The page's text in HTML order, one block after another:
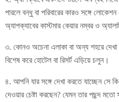
পারলে বন্ধু বা পরিবারের কারও সঙ্গে
অ্যাপক্যাবের কাস্টমার কেয়ার নম্বর ও
৩. কোনও অচেনা এলাকা বা অন্য শহরে দেখা
বিশেষ করে হোটেল বা রিসর্ট এড়িয়ে চলুন।
৪. আপনি যার সঙ্গে দেখা করতে যাচ্ছেন সে
দেওয়ার চেষ্টা করছেন? যেমন তার পছন্দ